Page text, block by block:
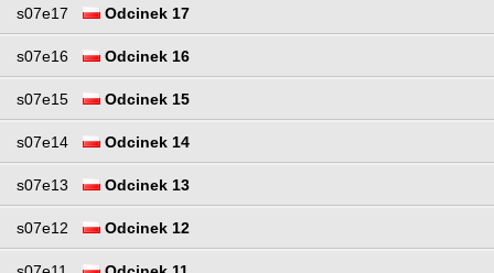
s07e17 Odcinek 17
s07e16 Odcinek 16
s07e15 Odcinek 15
s07e14 Odcinek 14
s07e13 Odcinek 13
s07e12 Odcinek 12